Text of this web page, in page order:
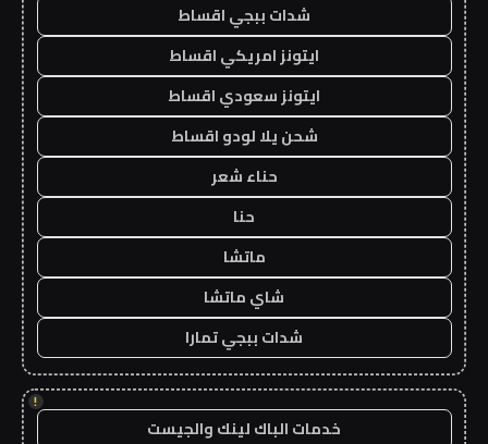
شدات ببجي اقساط
ايتونز امريكي اقساط
ايتونز سعودي اقساط
شحن يلا لودو اقساط
حناء شعر
حنا
ماتشا
شاي ماتشا
شدات ببجي تمارا
!
خدمات الباك لينك والجيست